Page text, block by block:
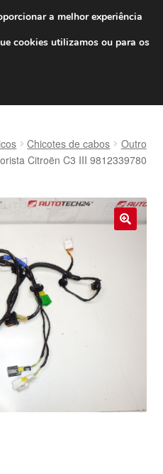
de 7 EUR
16h800 500 967
Chicotes de cabos
Outro
Citroën C3 III 9812339780
a melhor experiência
cookies utilizamos ou para os